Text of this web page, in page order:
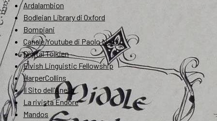
Ardalambion
Bodleian Library di Oxford
Bompiani
Canale Youtube di Paolo Nardi
Digital Tolkien
Elvish Linguistic Fellowship
HarperCollins
Il Sito dell'Anello
La rivista Endóre
Mandos